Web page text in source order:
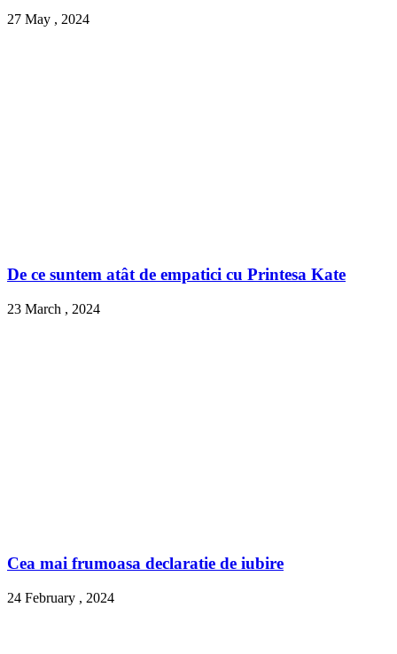
27 May , 2024
De ce suntem atât de empatici cu Printesa Kate
23 March , 2024
Cea mai frumoasa declaratie de iubire
24 February , 2024